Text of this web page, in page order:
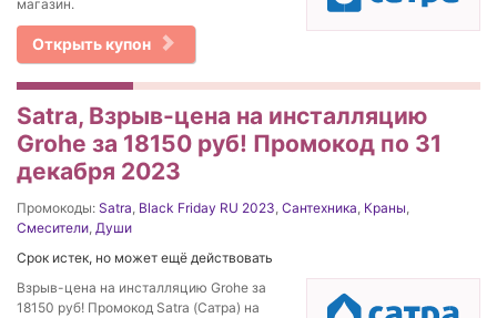
магазин.
Открыть купон
Satra, Взрыв-цена на инсталляцию
Grohe за 18150 руб! Промокод по 31
декабря 2023
Промокоды: Satra, Black Friday RU 2023, Сантехника, Краны,
Смесители, Души
Срок истек, но может ещё действовать
Взрыв-цена на инсталляцию Grohe за
18150 руб! Промокод Satra (Сатра) на